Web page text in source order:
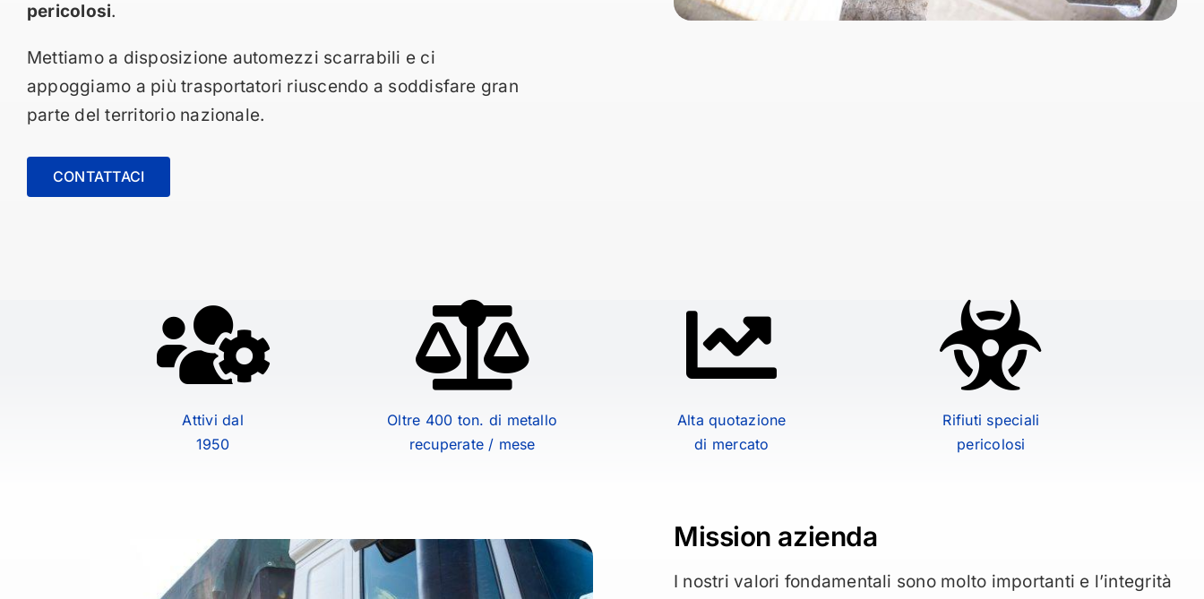
pericolosi.
Mettiamo a disposizione automezzi scarrabili e ci
appoggiamo a più trasportatori riuscendo a soddisfare gran
parte del territorio nazionale.
CONTATTACI
Attivi dal
1950
Oltre 400 ton. di metallo
recuperate / mese
Alta quotazione
di mercato
Rifiuti speciali
pericolosi
Mission azienda
I nostri valori fondamentali sono molto importanti e l’integrità